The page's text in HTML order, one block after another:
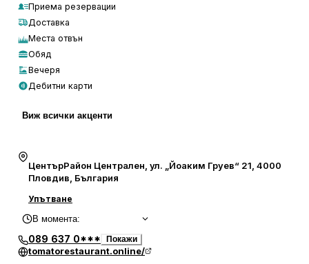
Обедното меню също е добре прието, а готвачът се
отличава с майсторство в приготвянето на ястията.
Обслужването е бързо и професионално, което
допълнително подчертава качеството на ресторанта.
Приема резервации
Доставка
Места отвън
Обяд
Вечеря
Дебитни карти
Виж всички акценти
ЦентърРайон Централен, ул. „Йоаким Груев“ 21, 4000
Пловдив, България
Упътване
В момента:
089 637 0*** Покажи
tomatorestaurant.online/